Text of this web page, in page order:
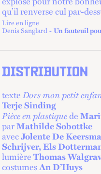
qu’il renverse cul par-
Lire en ligne
Denis Sanglard
Un fauteuil
DISTRIBUTION
texteDors mon petit
Terje Sinding
Pièce en plastiquede
parMathilde Sobottke
avecJolente De
Schrijver, Els
lumièreThomas
costumesAn D’Huys